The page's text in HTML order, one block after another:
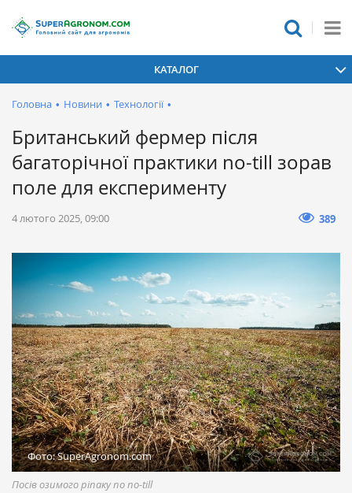
КАТАЛОГ
Головна • Новини • Технології •
Британський фермер після
багаторічної практики no-till зорав
поле для експерименту
4 лютого 2025, 09:00 389
Фото: SuperAgronom.com
Посів озимого ріпаку по no-till